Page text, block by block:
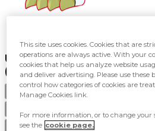
URSHIFU GIGAMAX
(ESTILO BRUSCO)
CATEGORÍA Pokémon Kung-fu
ALTURA >29.0 m
This site uses cookies. Cookies that are
operations are always active. With your
cookies that help us analyze website
and deliver advertising. Please use these
control how categories of cookies are
Manage Cookies link.
For more information, or to change your
see the cookie page.